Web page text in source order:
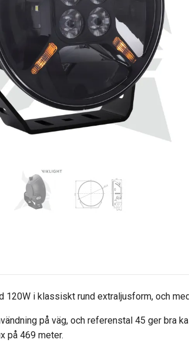
120W i klassiskt rund extraljusform, och
på väg, och referenstal 45 ger bra
på 469 meter.